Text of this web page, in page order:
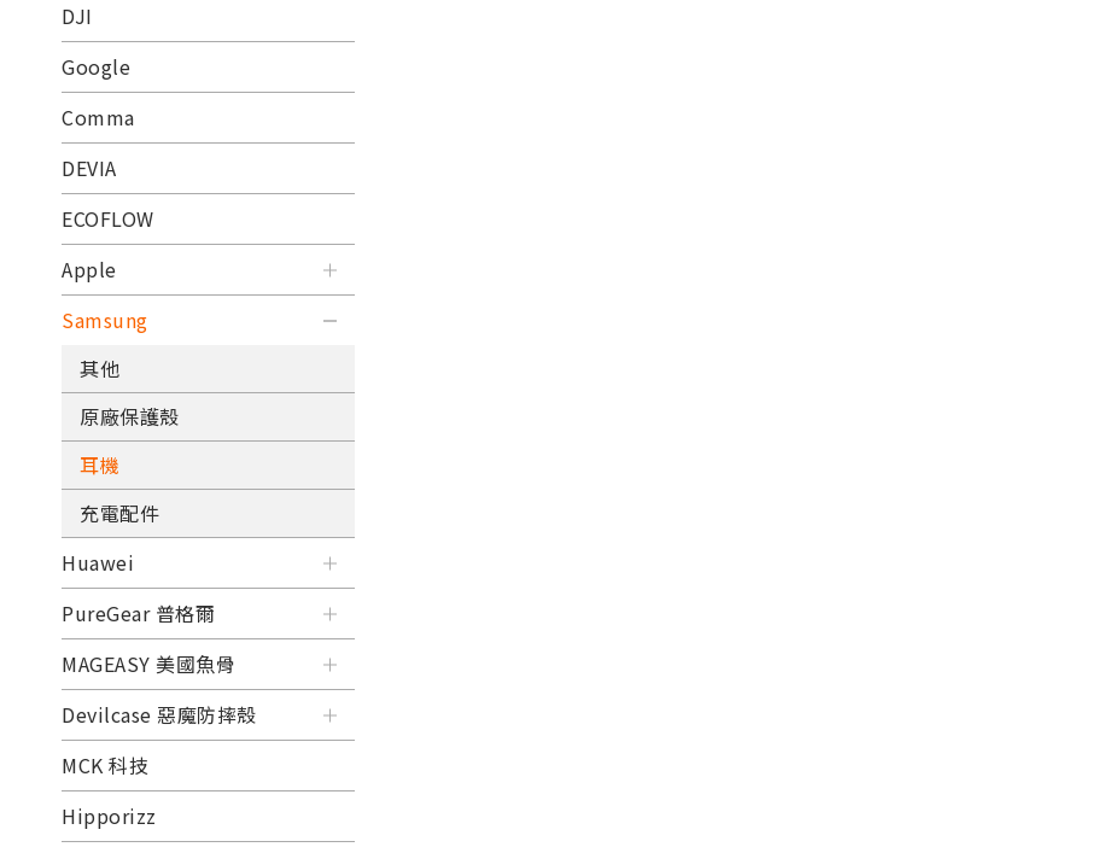
DJI
Google
Comma
DEVIA
ECOFLOW
Apple
Samsung
其他
原廠保護殼
耳機
充電配件
Huawei
PureGear 普格爾
MAGEASY 美國魚骨
Devilcase 惡魔防摔殼
MCK 科技
Hipporizz